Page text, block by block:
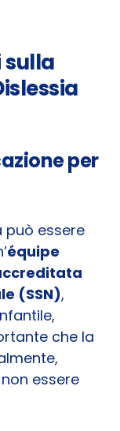
sulla
per
può essere
équipe
(SSN),
che la
essere